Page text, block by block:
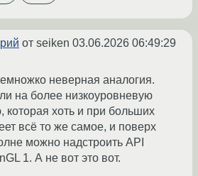
от seiken 03.06.2026 06:49:29
неверная аналогия.
на более низкоуровневую
которая хоть и при больших
всё то же самое, и поверх
можно надстроить API
1. А не вот это вот.